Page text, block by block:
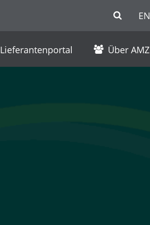
EN
Lieferantenportal Über AMZ